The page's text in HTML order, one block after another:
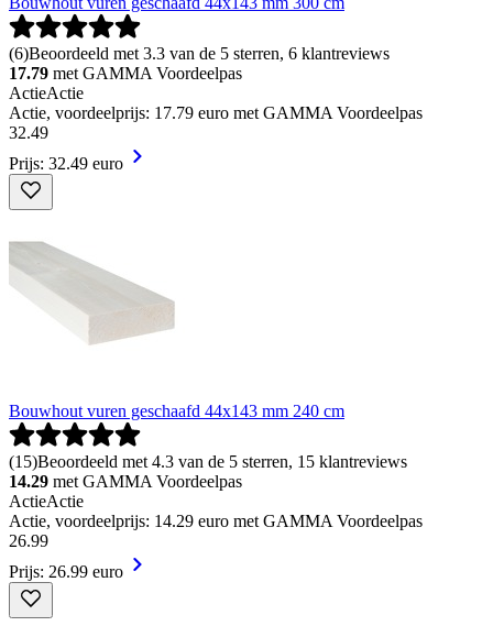
(6)Beoordeeld met 3.3 van de 5 sterren, 6 klantreviews
17.79 met GAMMA Voordeelpas
ActieActie
Actie, voordeelprijs: 17.79 euro met GAMMA Voordeelpas
32.49
Prijs: 32.49 euro
Bouwhout vuren geschaafd 44x143 mm 240 cm
(15)Beoordeeld met 4.3 van de 5 sterren, 15 klantreviews
14.29 met GAMMA Voordeelpas
ActieActie
Actie, voordeelprijs: 14.29 euro met GAMMA Voordeelpas
26.99
Prijs: 26.99 euro